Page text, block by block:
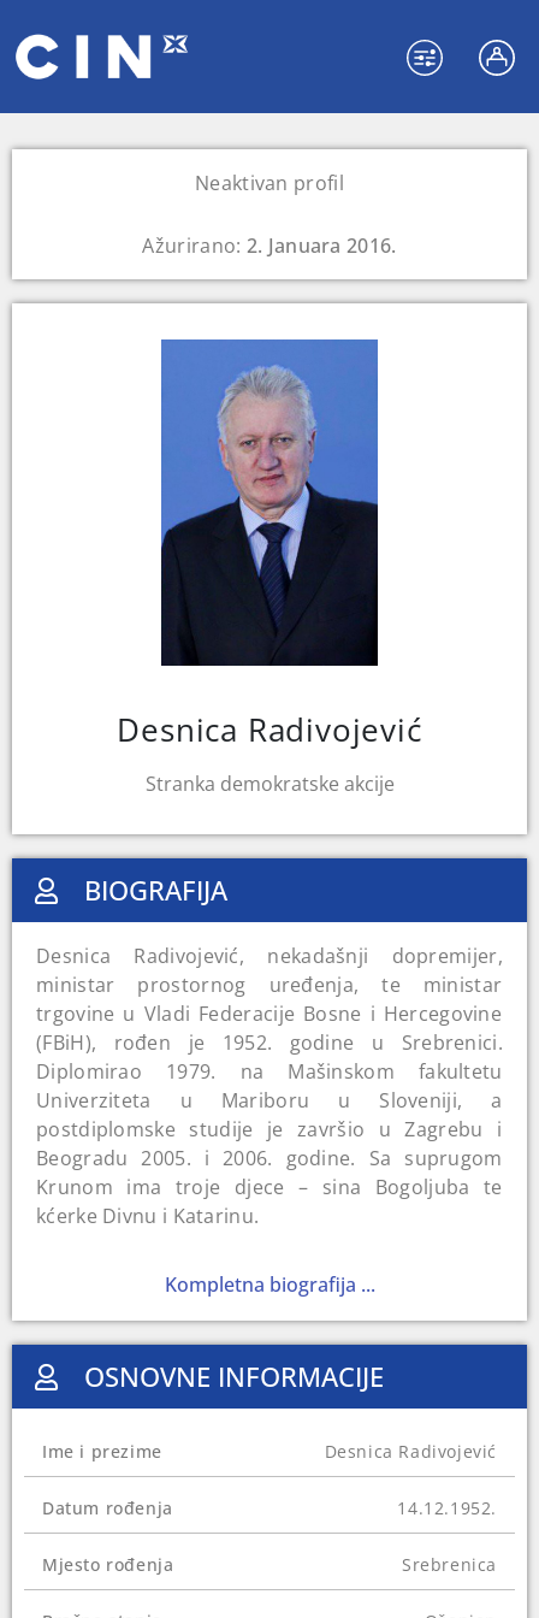
Neaktivan profil
Ažurirano: 2. Januara 2016.
Desnica Radivojević
Stranka demokratske akcije
BIOGRAFIJA
Desnica Radivojević, nekadašnji dopremijer,
ministar prostornog uređenja, te ministar
trgovine u Vladi Federacije Bosne i Hercegovine
(FBiH), rođen je 1952. godine u Srebrenici.
Diplomirao 1979. na Mašinskom fakultetu
Univerziteta u Mariboru u Sloveniji, a
postdiplomske studije je završio u Zagrebu i
Beogradu 2005. i 2006. godine. Sa suprugom
Krunom ima troje djece – sina Bogoljuba te
kćerke Divnu i Katarinu.
Bratuncu, Energoinvestu i „Fabrici akumulatora“
u Srebrenici. Od 1983. pa do početka rata u
rodnom gradu je bio direktor „Fabrike limene
ambalaže“, a od 1992. do 1996. godine je radio u
Srbiji kao direktor preduzeća „Corad“. Po
Elektroprivrede Republike Srpske (RS) te ponovo
U Stranku demokratske akcije (SDA) ušao je 1998,
a dvije godine kasnije je dobio odborničko mjesto
u Skupštini Općine Srebrenica. Dvije godine
Kompletna biografija ...
OSNOVNE INFORMACIJE
Ime i prezime Desnica Radivojević
Datum rođenja 14.12.1952.
Mjesto rođenja Srebrenica